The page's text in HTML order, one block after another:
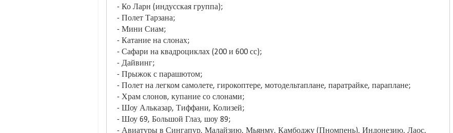
- Ко Ларн (индусская группа);
- Полет Тарзана;
- Мини Сиам;
- Катание на слонах;
- Сафари на квадроциклах (200 и 600 сс);
- Дайвинг;
- Прыжок с парашютом;
- Полет на легком самолете, гирокоптере, мотодельтаплане, паратрайке, параплане;
- Храм слонов, купание со слонами;
- Шоу Альказар, Тиффани, Колизей;
- Шоу 69, Большой Глаз, шоу 89;
- Авиатуры в Сингапур, Малайзию, Мьянму, Камбоджу (Пномпень), Индонезию, Лаос,